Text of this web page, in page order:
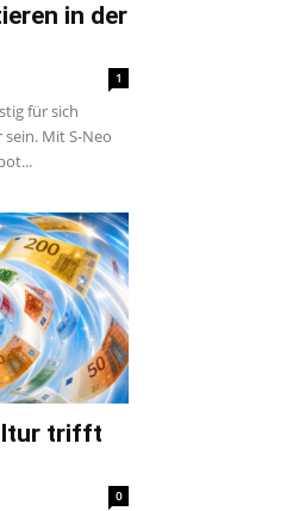
in der
1
für sich
Mit S-Neo
trifft
0